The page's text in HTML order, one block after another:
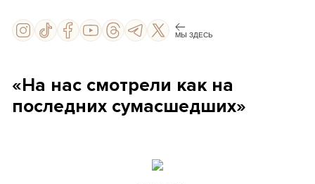
МЫ ЗДЕСЬ
«На нас смотрели как на
последних сумасшедших»